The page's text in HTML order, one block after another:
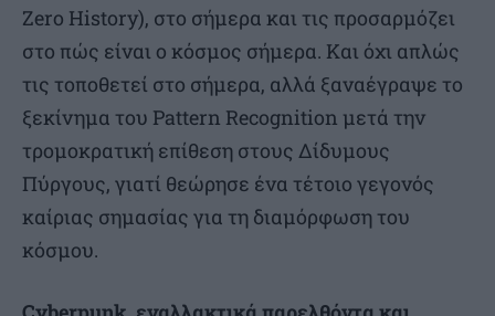
Zero History), στο σήμερα και τις προσαρμόζει
στο πώς είναι ο κόσμος σήμερα. Και όχι απλώς
τις τοποθετεί στο σήμερα, αλλά ξαναέγραψε το
ξεκίνημα του Pattern Recognition μετά την
τρομοκρατική επίθεση στους Δίδυμους
Πύργους, γιατί θεώρησε ένα τέτοιο γεγονός
καίριας σημασίας για τη διαμόρφωση του
κόσμου.